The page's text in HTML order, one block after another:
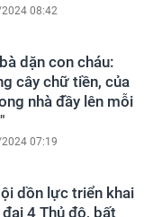
08:42
dặn con cháu:
cây chữ tiền, của
nhà đầy lên mỗi
07:19
dồn lực triển khai
đai 4 Thủ đô, bất